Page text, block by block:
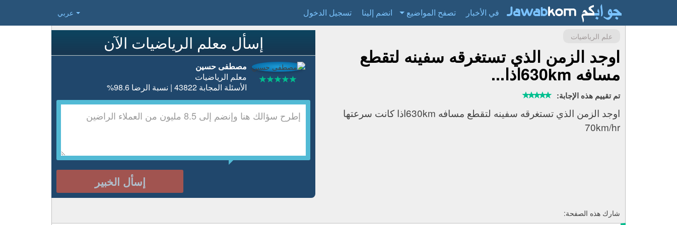
عربي في الأخبار تصفح المواضيع انضم إلينا تسجيل الدخول
إسأل معلم الرياضيات الآن
مصطفى حسين
معلم الرياضيات
الأسئلة المجابة 43822 | نسبة الرضا 98.6%
إسأل الخبير
علم الرياضيات
اوجد الزمن الذي تستغرقه سفينه لتقطع
مسافه 630kmاذا...
تم تقييم هذه الإجابة:
اوجد الزمن الذي تستغرقه سفينه لتقطع مسافه 630kmاذا كانت سرعتها
70km/hr
شارك هذه الصفحة: